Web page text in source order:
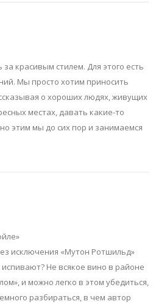
красивым стилем. Для этого есть
Мы просто хотим приносить
о хороших людях, живущих
местах, давать какие-то
этим мы до сих пор и занимаемся
исключения «Мутон Ротшильд»
испивают? Не всякое вино в районе
и можно легко в этом убедиться,
разбираться, в чем автор